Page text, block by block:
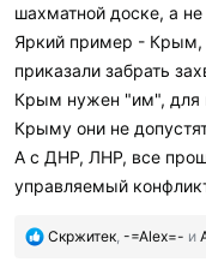
и
шахматной доске, а не
Яркий пример - Крым,
приказали забрать
Крым нужен "им", для
Крыму они не
А с ДНР, ЛНР, все
управляемый
П
Скржитек, -=Аlex=- и